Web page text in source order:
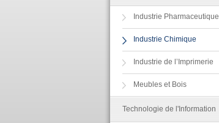
Industrie Pharmaceutique
Industrie Chimique
Industrie de l’Imprimerie
Meubles et Bois
Technologie de l'Information